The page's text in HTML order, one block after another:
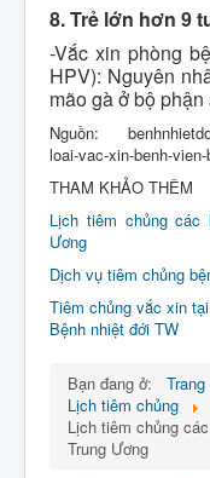
8. Trẻ lớn hơn 9
-Vắc xin phòng
HPV): Nguyên
mão gà ở bộ
Nguồn:
loai-vac-xin-benh-
THAM KHẢO THÊM
Lịch tiêm chủng các
Ương
Dịch vụ tiêm chủng
Tiêm chủng vắc xin
Bệnh nhiệt đới TW
Bạn đang ở:
Lịch tiêm chủng
Lịch tiêm chủng
Trung Ương